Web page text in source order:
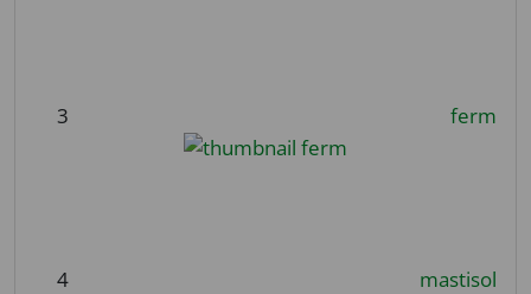
3 ferm
4 mastisol